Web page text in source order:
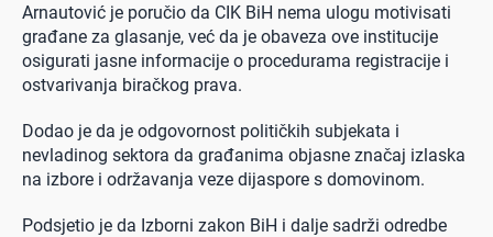
Arnautović je poručio da CIK BiH nema ulogu motivisati
građane za glasanje, već da je obaveza ove institucije
osigurati jasne informacije o procedurama registracije i
ostvarivanja biračkog prava.
Dodao je da je odgovornost političkih subjekata i
nevladinog sektora da građanima objasne značaj izlaska
na izbore i održavanja veze dijaspore s domovinom.
Podsjetio je da Izborni zakon BiH i dalje sadrži odredbe